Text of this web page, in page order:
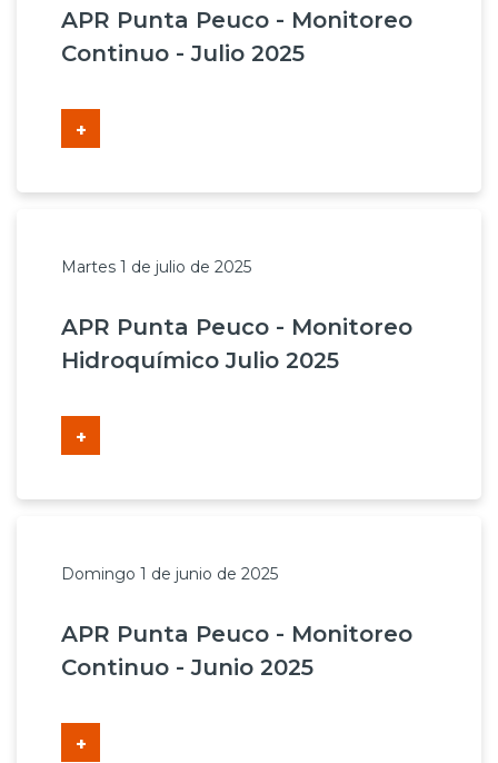
APR Punta Peuco - Monitoreo
Continuo - Julio 2025
+
Martes 1 de julio de 2025
APR Punta Peuco - Monitoreo
Hidroquímico Julio 2025
+
Domingo 1 de junio de 2025
APR Punta Peuco - Monitoreo
Continuo - Junio 2025
+